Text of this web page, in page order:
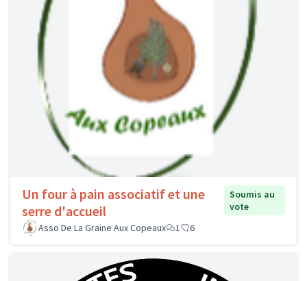
Un four à pain associatif et une
serre d'accueil
Soumis au
vote
Asso De La Graine Aux Copeaux
1 6